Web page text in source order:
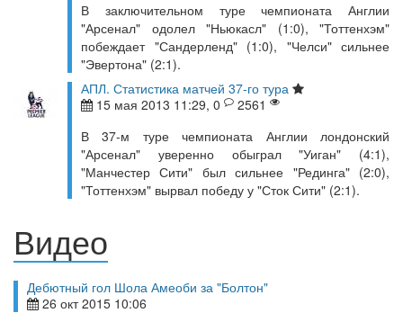
В заключительном туре чемпионата Англии
"Арсенал" одолел "Ньюкасл" (1:0), "Тоттенхэм"
побеждает "Сандерленд" (1:0), "Челси" сильнее
"Эвертона" (2:1).
АПЛ. Статистика матчей 37-го тура
15 мая 2013 11:29, 0
2561
В 37-м туре чемпионата Англии лондонский
"Арсенал" уверенно обыграл "Уиган" (4:1),
"Манчестер Сити" был сильнее "Рединга" (2:0),
"Тоттенхэм" вырвал победу у "Сток Сити" (2:1).
Видео
Дебютный гол Шола Амеоби за "Болтон"
26 окт 2015 10:06